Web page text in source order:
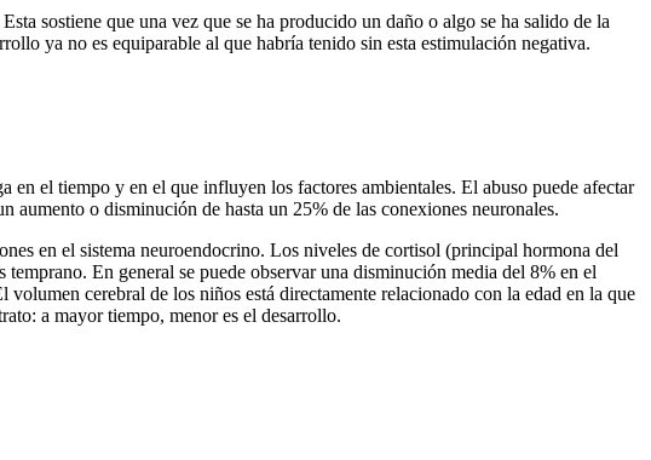
sostiene que una vez que se ha producido un daño o algo se ha salido de la
ya no es equiparable al que habría tenido sin esta estimulación negativa.
en el tiempo y en el que influyen los factores ambientales. El abuso puede afectar
aumento o disminución de hasta un 25% de las conexiones neuronales.
en el sistema neuroendocrino. Los niveles de cortisol (principal hormona del
temprano. En general se puede observar una disminución media del 8% en el
cerebral de los niños está directamente relacionado con la edad en la que
a mayor tiempo, menor es el desarrollo.